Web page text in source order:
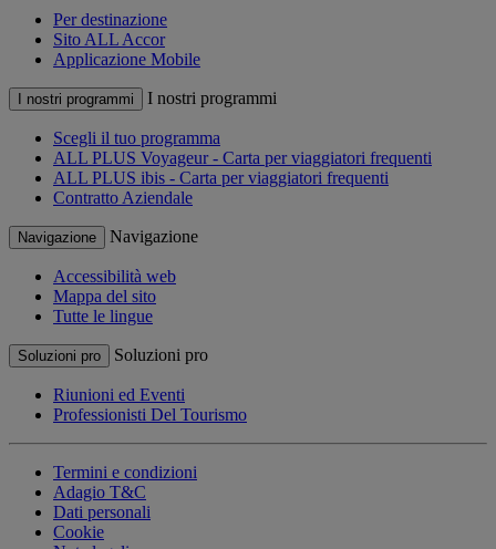
Per destinazione
Sito ALL Accor
Applicazione Mobile
I nostri programmi I nostri programmi
Scegli il tuo programma
ALL PLUS Voyageur - Carta per viaggiatori frequenti
ALL PLUS ibis - Carta per viaggiatori frequenti
Contratto Aziendale
Navigazione Navigazione
Accessibilità web
Mappa del sito
Tutte le lingue
Soluzioni pro Soluzioni pro
Riunioni ed Eventi
Professionisti Del Tourismo
Termini e condizioni
Adagio T&C
Dati personali
Cookie